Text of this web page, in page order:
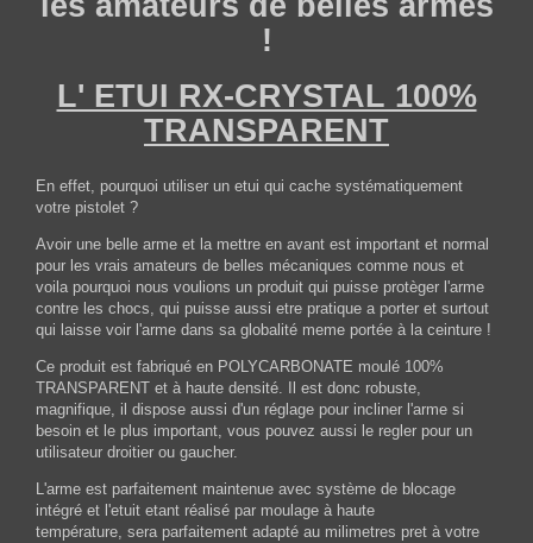
!
L' ETUI RX-CRYSTAL 100%
TRANSPARENT
En effet, pourquoi utiliser un etui qui cache systématiquement
votre pistolet ?
Avoir une belle arme et la mettre en avant est important et normal
pour les vrais amateurs de belles mécaniques comme nous et
voila pourquoi nous voulions un produit qui puisse protèger l'arme
contre les chocs, qui puisse aussi etre pratique a porter et surtout
qui laisse voir l'arme dans sa globalité meme portée à la ceinture !
Ce produit est fabriqué en POLYCARBONATE moulé 100%
TRANSPARENT et à haute densité. Il est donc robuste,
magnifique, il dispose aussi d'un réglage pour incliner l'arme si
besoin et le plus important, vous pouvez aussi le regler pour un
utilisateur droitier ou gaucher.
L'arme est parfaitement maintenue avec système de blocage
intégré et l'etuit etant réalisé par moulage à haute
température, sera parfaitement adapté au milimetres pret à votre